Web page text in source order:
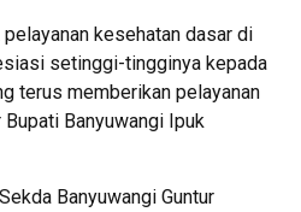
kesehatan dasar di
setinggi-tingginya kepada
terus memberikan pelayanan
Bupati Banyuwangi Ipuk
Banyuwangi Guntur